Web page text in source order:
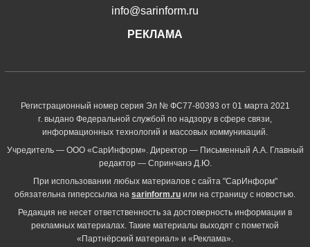
info@sarinform.ru
РЕКЛАМА
Регистрационный номер серия Эл № ФС77-80393 от 01 марта 2021
г. выдано Федеральной службой по надзору в сфере связи,
информационных технологий и массовых коммуникаций.
Учредитель — ООО «СарИнформ». Директор — Письменный А.А. Главный
редактор — Спринчанэ Д.Ю.
При использовании любых материалов с сайта "СарИнформ"
обязательна гиперссылка на sarinform.ru или на страницу с новостью.
Редакция не несет ответственность за достоверность информации в
рекламных материалах. Такие материалы выходят с пометкой
«Партнёрский материал» и «Реклама».